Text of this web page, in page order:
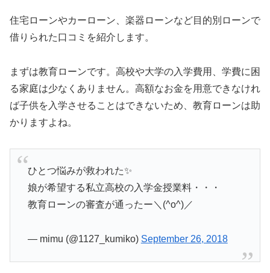
住宅ローンやカーローン、楽器ローンなど目的別ローンで
借りられた口コミを紹介します。
まずは教育ローンです。高校や大学の入学費用、学費に困
る家庭は少なくありません。高額なお金を用意できなけれ
ば子供を入学させることはできないため、教育ローンは助
かりますよね。
ひとつ悩みが救われた✨
娘が希望する私立高校の入学金授業料・・・
教育ローンの審査が通ったー＼(^o^)／
— mimu (@1127_kumiko) September 26, 2018